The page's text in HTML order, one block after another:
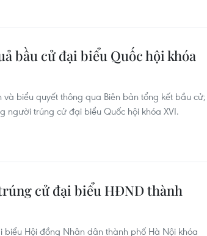
bầu cử đại biểu Quốc hội khóa
biểu quyết thông qua Biên bản tổng kết bầu cử;
người trúng cử đại biểu Quốc hội khóa XVI.
cử đại biểu HĐND thành
Hội đồng Nhân dân thành phố Hà Nội khóa